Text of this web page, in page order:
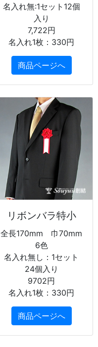
名入れ無:1セット12個
入り
7,722円
名入れ1枚：330円
商品ページへ
リボンバラ特小
全長170mm 巾70mm
6色
名入れ無し：1セット
24個入り
9702円
名入れ1枚：330円
商品ページへ